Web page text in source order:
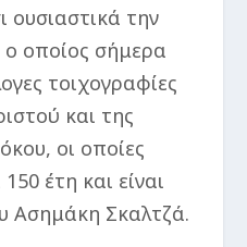
ουσιαστικά την
οποίος σήμερα
τοιχογραφίες
και της
οι οποίες
έτη και είναι
Ασημάκη Σκαλτζά.